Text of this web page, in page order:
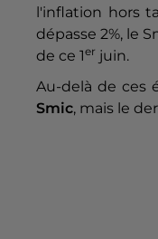
l'inflation hors
dépasse 2%, le
de ce 1er juin.
Au-delà de ces
Smic, mais le